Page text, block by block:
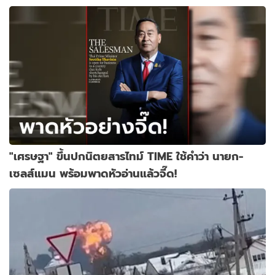
"เศรษฐา" ขึ้นปกนิตยสารไทม์ TIME ใช้คำว่า นายก-
เซลส์แมน พร้อมพาดหัวอ่านแล้วจี๊ด!